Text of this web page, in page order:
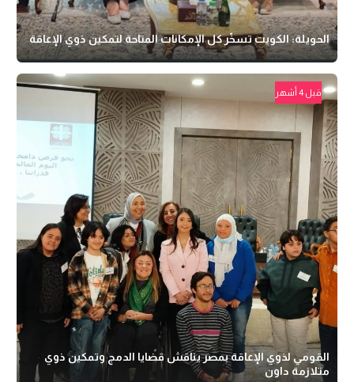
الحويلة: الكويت تسخّر كل الإمكانات المتاحة لتمكين ذوي الإعاقة
قبل 4 أشهر
القومي لذوي الإعاقة بمصر يناقش قضايا الدمج وتمكين ذوي
متلازمة داون